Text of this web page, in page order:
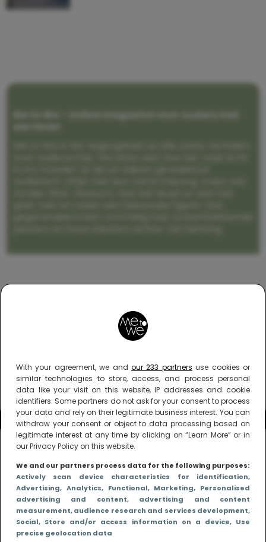
With your agreement, we and our 233 partners use cookies or
similar technologies to store, access, and process personal
data like your visit on this website, IP addresses and cookie
identifiers. Some partners do not ask for your consent to process
your data and rely on their legitimate business interest. You can
withdraw your consent or object to data processing based on
legitimate interest at any time by clicking on “Learn More” or in
our Privacy Policy on this website.
We and our partners process data for the following purposes:
Actively scan device characteristics for identification,
Advertising, Analytics, Functional, Marketing, Personalised
advertising and content, advertising and content
measurement, audience research and services development,
Social, Store and/or access information on a device, Use
precise geolocation data
Me to We – online magazine voor ouders met